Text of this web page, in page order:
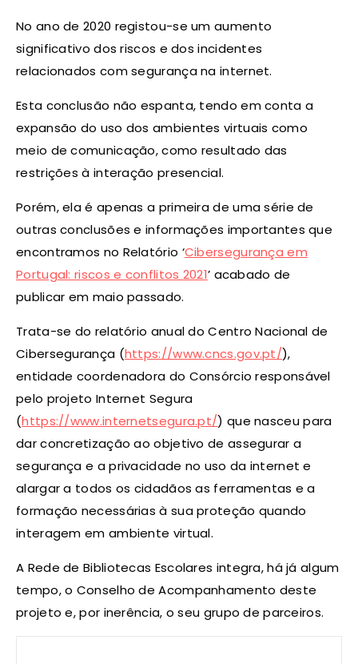
No ano de 2020 registou-se um aumento
significativo dos riscos e dos incidentes
relacionados com segurança na internet.
Esta conclusão não espanta, tendo em conta a
expansão do uso dos ambientes virtuais como
meio de comunicação, como resultado das
restrições à interação presencial.
Porém, ela é apenas a primeira de uma série de
outras conclusões e informações importantes que
encontramos no Relatório ‘Cibersegurança em
Portugal: riscos e conflitos 2021’ acabado de
publicar em maio passado.
Trata-se do relatório anual do Centro Nacional de
Cibersegurança (https://www.cncs.gov.pt/),
entidade coordenadora do Consórcio responsável
pelo projeto Internet Segura
(https://www.internetsegura.pt/) que nasceu para
dar concretização ao objetivo de assegurar a
segurança e a privacidade no uso da internet e
alargar a todos os cidadãos as ferramentas e a
formação necessárias à sua proteção quando
interagem em ambiente virtual.
A Rede de Bibliotecas Escolares integra, há já algum
tempo, o Conselho de Acompanhamento deste
projeto e, por inerência, o seu grupo de parceiros.